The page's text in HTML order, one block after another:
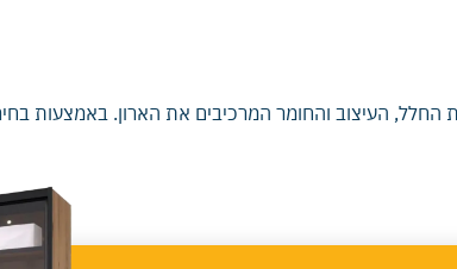
העיצוב והחומר המרכיבים את הארון. באמצעות